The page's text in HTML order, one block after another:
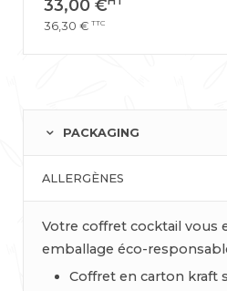
33,00 €
36,30 € TTC
PACKAGING
ALLERGÈNES
Votre coffret cocktail vous
emballage éco-
Coffret en carton kraft